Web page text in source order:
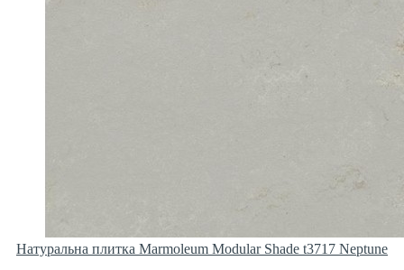
Натуральна плитка Marmoleum Modular Shade t3717 Neptune